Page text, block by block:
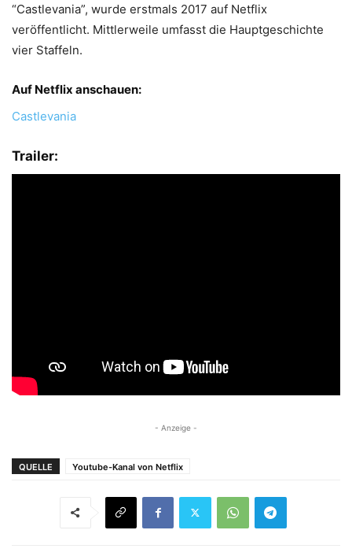
“Castlevania”, wurde erstmals 2017 auf Netflix
veröffentlicht. Mittlerweile umfasst die Hauptgeschichte
vier Staffeln.
Auf Netflix anschauen:
Castlevania
Trailer:
- Anzeige -
QUELLE Youtube-Kanal von Netflix